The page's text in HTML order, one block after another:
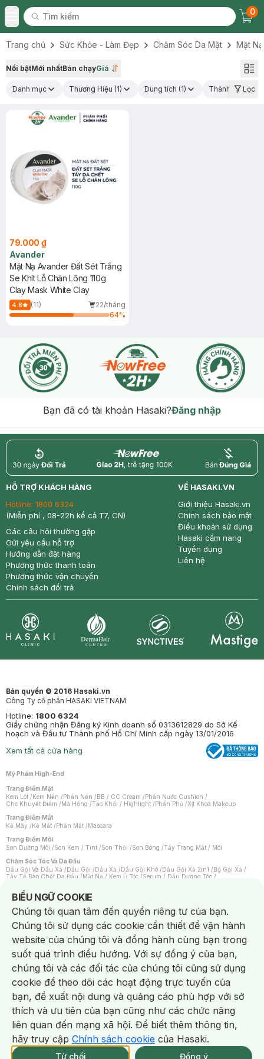
Toggle Menu
Tìm kiếm
Tìm kiếm
0
Trang chủ Sức Khỏe - Làm Đẹp Chăm Sóc Da Mặt Mặt Nạ
Nổi bậtMới nhấtBán chạyGiá
Danh mục Thương Hiệu (1) Dung tích (1) Thành phần nổi
Lọc
79.000 ₫
Avander
Mặt Nạ Avander Đất Sét Trắng
Se Khít Lỗ Chân Lông 110g
Clay Mask White Clay
4.8 (11)
22/tháng
64%
Giao Nhanh Miễn Phí 2H.
tại 339 Chi Nhánh (Trễ tặng 100K)
Bạn đã có tài khoản Hasaki?Đăng nhập
return nowfree price
HỖ TRỢ KHÁCH HÀNG
Hotline: 1800 6324
(Miễn phí , 08-22h kể cả T7, CN)
Các câu hỏi thường gặp
Gửi yêu cầu hỗ trợ
Hướng dẫn đặt hàng
Phương thức thanh toán
Phương thức vận chuyển
Chính sách đổi trả
VỀ HASAKI.VN
Giới thiệu Hasaki.vn
Chính sách bảo mật
Điều khoản sử dụng
Hasaki cẩm nang
Tuyển dụng
Liên hệ
Bản quyền © 2016 Hasaki.vn
Công Ty cổ phần HASAKI VIETNAM
Hotline: 1800 6324
Giấy chứng nhận Đăng ký Kinh doanh số 0313612829 do Sở Kế
hoạch và Đầu tư Thành phố Hồ Chí Minh cấp ngày 13/01/2016
Xem tất cả cửa hàng
Mỹ Phẩm High-End
Trang Điểm Mặt
Kem Lót /Kem Nền /Phấn Nền /BB / CC Cream /Phấn Nước Cushion /
Che Khuyết Điểm /Má Hồng /Tạo Khối / Highlight /Phấn Phủ /Xịt Khoá Makeup
Trang Điểm Mắt
Kẻ Mày /Kẻ Mắt /Phấn Mắt /Mascara
Trang Điểm Môi
Son Dưỡng Môi /Son Kem / Tint /Son Thỏi /Son Bóng /Tẩy Trang Mắt / Môi
Chăm Sóc Tóc Và Da Đầu
Dầu Gội Và Dầu Xả /Dầu Gội /Dầu Xả /Dầu Gội Khô /Dầu Gội Xả 2in1 /Bộ Gội Xả /
Tẩy Tế Bào Chết Da Đầu /Mặt Nạ / Kem Ủ Tóc /Serum / Dầu Dưỡng Tóc /
Máy Sấy Tóc
Lược
Kem Tẩy Lông/Dụng Cụ Tẩy Lông
Nước Hoa
Nước Hoa Nam Nước Hoa Cao Cấp Xịt Thơm Toàn Thân
Nước Hoa Vùng Kín
Chăm Sóc Cá Nhân
Chống Muỗi
Khẩu Trang Máy Massage Mặt Nạ Xông Hơi/Nước Rửa Tay
Sản Phẩm Chăm Sóc Khác/ Bàn Chải Đánh Răng /Bàn Chải Điện/
Hỗ Trợ Trắng Răng / Kem Đánh Răng Máy Tăm Nước Nước Súc Miệng
Tăm / Chỉ Nha Khoa /Xịt Thơm Miệng / Dung Dịch Vệ Sinh/Dưỡng Vùng Kín/
Khăn Ướt Vệ Sinh Vùng Kín
/Băng Vệ Sinh Tampon Bọt Cạo Râu Dao Cạo Râu/
Máy Cạo Râu
Vấn Đề Về Da
Da Dầu / Lỗ Chân Lông To
Da Khô / Mất Nước /Da Lão Hóa / Da Mụn/
Da Nhạy Cảm / Kích Ứng/Da Xỉn Màu/Thâm / Nám / Tàn Nhang/
Quầng Thâm & Bọng Mắt/ Sẹo
Viêm Da Cơ Địa
Dụng Cụ / Phụ Kiện Chăm Sóc Da
/Khăn Lau Mặt Khô Dụng Cụ / Máy Rửa Mặt/Máy Chăm Sóc Da
BIỂU NGỮ COOKIE
Notice about cookies usage
Chúng tôi quan tâm đến quyền riêng tư của bạn.
Chúng tôi sử dụng các cookie cần thiết để vận hành
website của chúng tôi và đồng hành cùng bạn trong
suốt quá trình điều hướng. Với sự đồng ý của bạn,
chúng tôi và các đối tác của chúng tôi cũng sử dụng
cookie để theo dõi các hoạt động trực tuyến của
bạn, đề xuất nội dung và quảng cáo phù hợp với sở
thích và ưu tiên của bạn cũng như các chức năng
liên quan đến mạng xã hội. Để biết thêm thông tin,
hãy truy cập Chính sách cookie của Hasaki.
Từ chối Đồng ý